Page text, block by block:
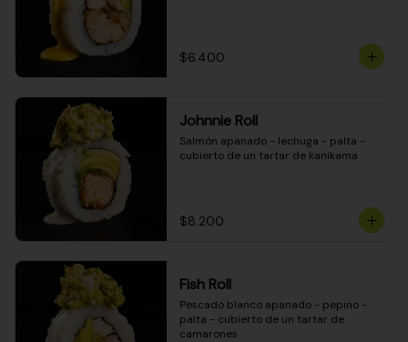
$6.400
Johnnie Roll
Salmón apanado - lechuga - palta -
cubierto de un tartar de kanikama
$8.200
Fish Roll
Pescado blanco apanado - pepino -
palta - cubierto de un tartar de
camarones